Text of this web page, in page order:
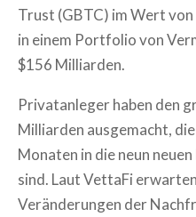
Trust (GBTC) im Wert
in einem Portfolio von
$156 Milliarden.
Privatanleger haben den
Milliarden ausgemacht,
Monaten in die neun
sind. Laut VettaFi
Veränderungen der